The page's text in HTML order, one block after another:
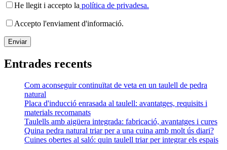
He llegit i accepto la política de privadesa.
Accepto l'enviament d'informació.
Entrades recents
Com aconseguir continuïtat de veta en un taulell de pedra
natural
Placa d'inducció enrasada al taulell: avantatges, requisits i
materials recomanats
Taulells amb aigüera integrada: fabricació, avantatges i cures
Quina pedra natural triar per a una cuina amb molt ús diari?
Cuines obertes al saló: quin taulell triar per integrar els espais